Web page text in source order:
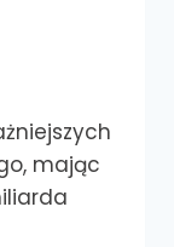
mając